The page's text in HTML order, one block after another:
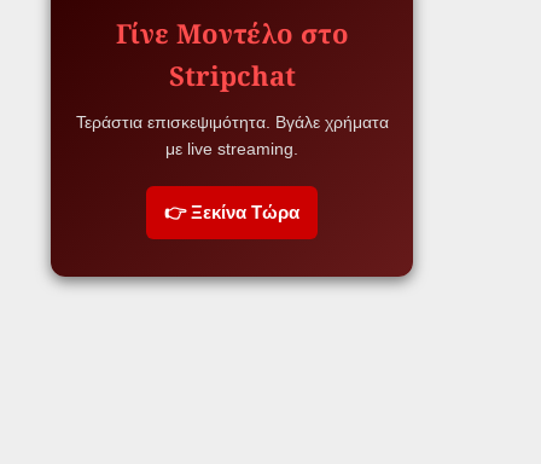
Γίνε Μοντέλο στο
Stripchat
Τεράστια επισκεψιμότητα. Βγάλε χρήματα
με live streaming.
👉 Ξεκίνα Τώρα